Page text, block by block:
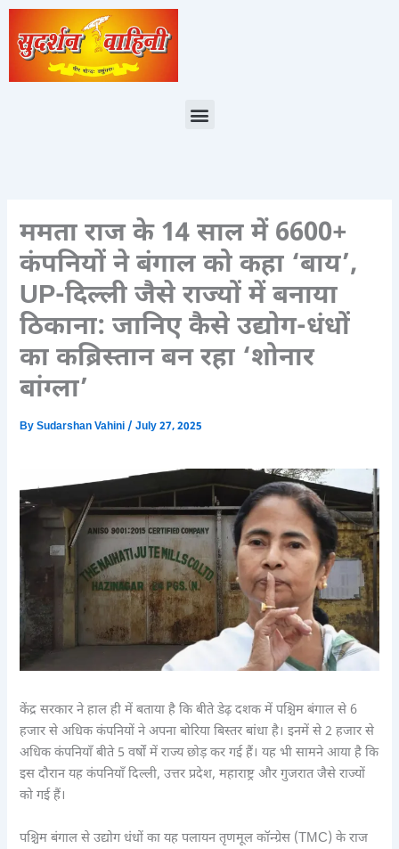
Skip
content
Menu
ममता राज के 14 साल में 6600+
कंपनियों ने बंगाल को कहा ‘बाय’,
UP-दिल्ली जैसे राज्यों में बनाया
ठिकाना: जानिए कैसे उद्योग-धंधों
का कब्रिस्तान बन रहा ‘शोनार
बांग्ला’
BySudarshan Vahini/July 27, 2025
केंद्र सरकार ने हाल ही में बताया है कि बीते डेढ़ दशक में पश्चिम बंगाल से 6
हजार से अधिक कंपनियों ने अपना बोरिया बिस्तर बांधा है। इनमें से 2 हजार से
अधिक कंपनियाँ बीते 5 वर्षों में राज्य छोड़ कर गई हैं। यह भी सामने आया है कि
इस दौरान यह कंपनियाँ दिल्ली, उत्तर प्रदेश, महाराष्ट्र और गुजरात जैसे राज्यों
को गई हैं।
पश्चिम बंगाल से उद्योग धंधों का यह पलायन तृणमूल कॉन्ग्रेस (TMC) के राज